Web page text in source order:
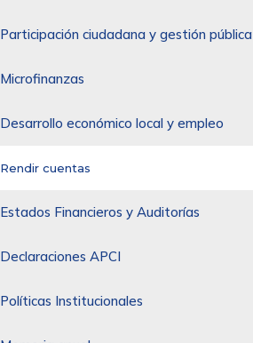
Participación ciudadana y gestión pública
Microfinanzas
Desarrollo económico local y empleo
Rendir cuentas
Estados Financieros y Auditorías
Declaraciones APCI
Políticas Institucionales